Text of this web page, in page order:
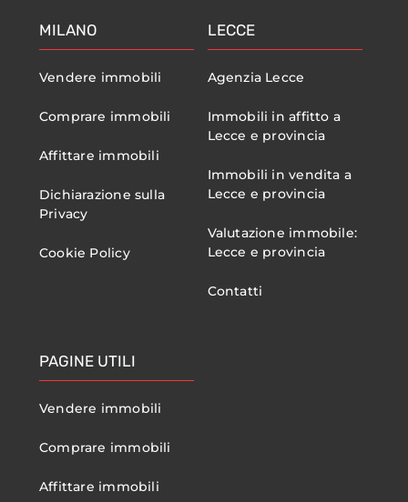
MILANO
Vendere immobili
Comprare immobili
Affittare immobili
Dichiarazione sulla
Privacy
Cookie Policy
LECCE
Agenzia Lecce
Immobili in affitto a
Lecce e provincia
Immobili in vendita a
Lecce e provincia
Valutazione immobile:
Lecce e provincia
Contatti
PAGINE UTILI
Vendere immobili
Comprare immobili
Affittare immobili